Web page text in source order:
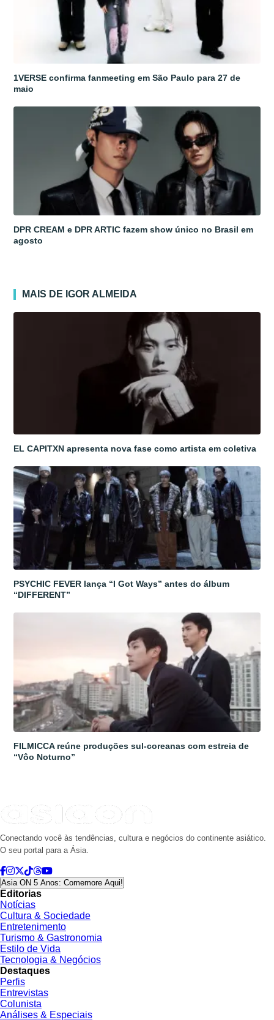
1VERSE confirma fanmeeting em São Paulo para 27 de
maio
DPR CREAM e DPR ARTIC fazem show único no Brasil em
agosto
MAIS DE IGOR ALMEIDA
EL CAPITXN apresenta nova fase como artista em coletiva
PSYCHIC FEVER lança “I Got Ways” antes do álbum
“DIFFERENT”
FILMICCA reúne produções sul-coreanas com estreia de
“Vôo Noturno”
Conectando você às tendências, cultura e negócios do continente asiático.
O seu portal para a Ásia.
Asia ON 5 Anos: Comemore Aqui!
Editorias
Notícias
Cultura & Sociedade
Entretenimento
Turismo & Gastronomia
Estilo de Vida
Tecnologia & Negócios
Destaques
Perfis
Entrevistas
Colunista
Análises & Especiais